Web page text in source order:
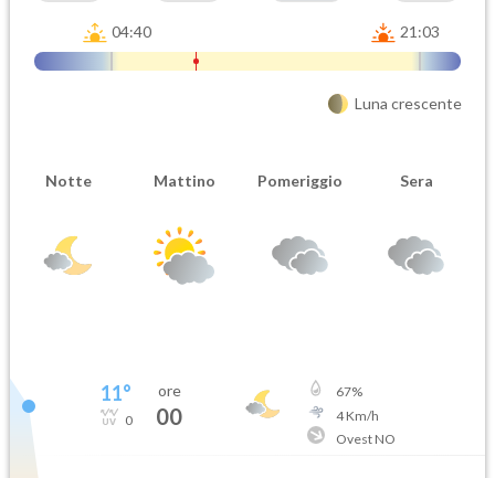
04:40 21:03
Luna crescente
Notte Mattino Pomeriggio Sera
11°
0
ore
00
67%
4Km/h
Ovest NO